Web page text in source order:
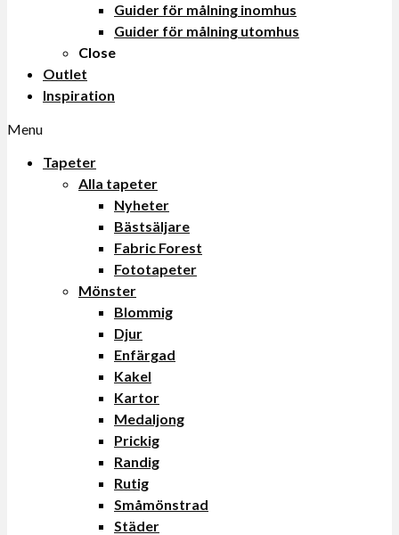
Guider för målning inomhus
Guider för målning utomhus
Close
Outlet
Inspiration
Menu
Tapeter
Alla tapeter
Nyheter
Bästsäljare
Fabric Forest
Fototapeter
Mönster
Blommig
Djur
Enfärgad
Kakel
Kartor
Medaljong
Prickig
Randig
Rutig
Småmönstrad
Städer